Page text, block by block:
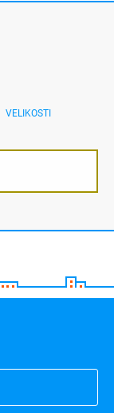
VELIKOSTI